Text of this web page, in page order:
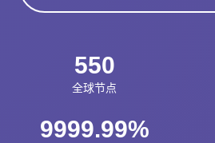
550
全球节点
9999.99%